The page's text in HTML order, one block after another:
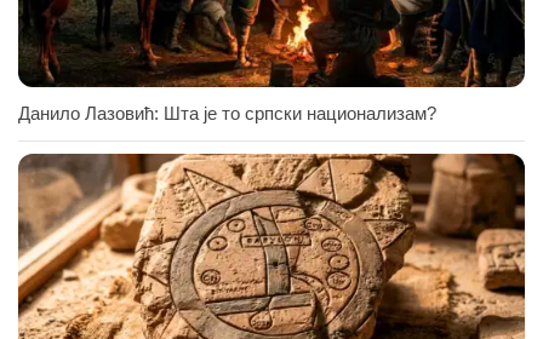
Данило Лазовић: Шта је то српски национализам?